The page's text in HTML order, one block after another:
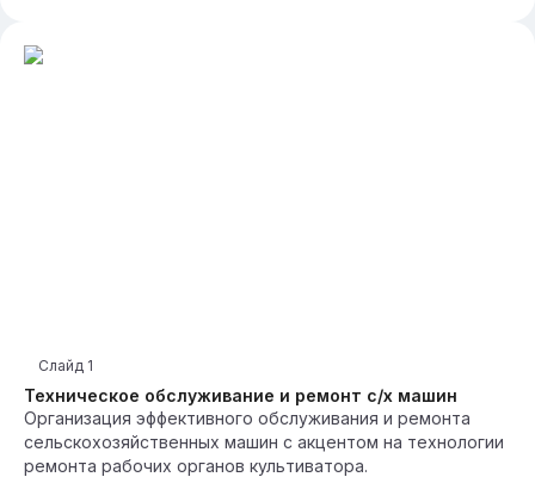
Техническое обслуживание и ремонт с/х машин
Слайд 1
Организация эффективного обслуживания и ремонта
сельскохозяйственных машин с акцентом на технологии
ремонта рабочих органов культиватора.